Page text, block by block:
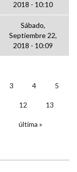
2018 - 10:10
Sábado,
Septiembre 22,
2018 - 10:09
3 4 5
12 13
última »